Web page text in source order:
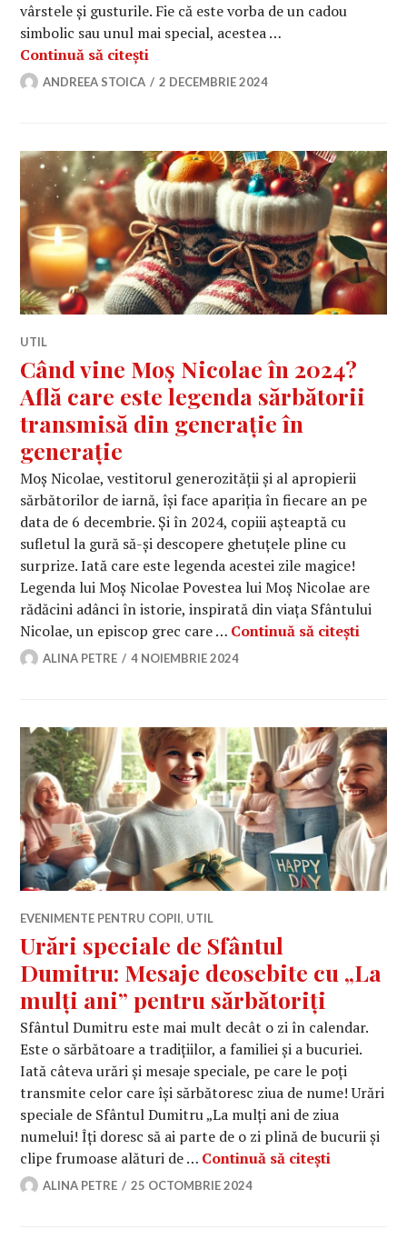
vârstele și gusturile. Fie că este vorba de un cadou
simbolic sau unul mai special, acestea …
Continuă să citești
ANDREEA STOICA 2 DECEMBRIE 2024
UTIL
Când vine Moș Nicolae în 2024?
Află care este legenda sărbătorii
transmisă din generație în
generație
Moș Nicolae, vestitorul generozității și al apropierii
sărbătorilor de iarnă, își face apariția în fiecare an pe
data de 6 decembrie. Și în 2024, copiii așteaptă cu
sufletul la gură să-și descopere ghetuțele pline cu
surprize. Iată care este legenda acestei zile magice!
Legenda lui Moș Nicolae Povestea lui Moș Nicolae are
rădăcini adânci în istorie, inspirată din viața Sfântului
Nicolae, un episcop grec care … Continuă să citești
ALINA PETRE 4 NOIEMBRIE 2024
EVENIMENTE PENTRU COPII, UTIL
Urări speciale de Sfântul
Dumitru: Mesaje deosebite cu „La
mulți ani” pentru sărbătoriți
Sfântul Dumitru este mai mult decât o zi în calendar.
Este o sărbătoare a tradițiilor, a familiei și a bucuriei.
Iată câteva urări și mesaje speciale, pe care le poți
transmite celor care își sărbătoresc ziua de nume! Urări
speciale de Sfântul Dumitru „La mulți ani de ziua
numelui! Îți doresc să ai parte de o zi plină de bucurii și
clipe frumoase alături de … Continuă să citești
ALINA PETRE 25 OCTOMBRIE 2024